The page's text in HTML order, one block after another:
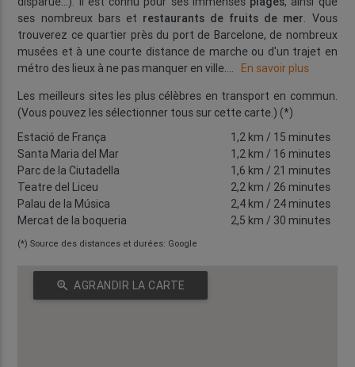
ses nombreux bars et restaurants de fruits de mer. Vous
trouverez ce quartier près du port de Barcelone, de nombreux
musées et à une courte distance de marche ou d'un trajet en
métro des lieux à ne pas manquer en ville....
En savoir plus
Les meilleurs sites les plus célèbres en transport en commun.
(Vous pouvez les sélectionner tous sur cette carte.) (*)
Estació de França
1,2 km / 15 minutes
Santa Maria del Mar
1,2 km / 16 minutes
Parc de la Ciutadella
1,6 km / 21 minutes
Teatre del Liceu
2,2 km / 26 minutes
Palau de la Música
2,4 km / 24 minutes
Mercat de la boqueria
2,5 km / 30 minutes
(*) Source des distances et durées: Google
zoom_in AGRANDIR LA CARTE